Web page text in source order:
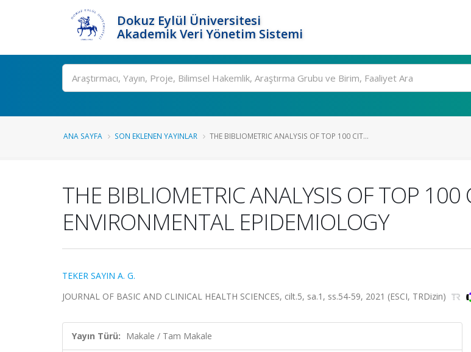
Dokuz Eylül Üniversitesi
Akademik Veri Yönetim Sistemi
Ara
ANA SAYFA SON EKLENEN YAYINLAR THE BIBLIOMETRIC ANALYSIS OF TOP 100 CIT...
THE BIBLIOMETRIC ANALYSIS OF TOP 100
ENVIRONMENTAL EPIDEMIOLOGY
TEKER SAYIN A. G.
JOURNAL OF BASIC AND CLINICAL HEALTH SCIENCES, cilt.5, sa.1, ss.54-59, 2021 (ESCI, TRDizin)
Yayın Türü: Makale / Tam Makale